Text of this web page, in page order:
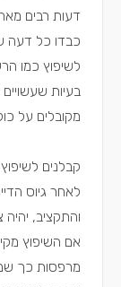
דעות רבים
כבדו כל דעה
לשיפוץ כמו
בעיות
מקובלים על
קבלנים
לאחר גיוס
והתקציב,
אם השיפוץ
מרפסות כך